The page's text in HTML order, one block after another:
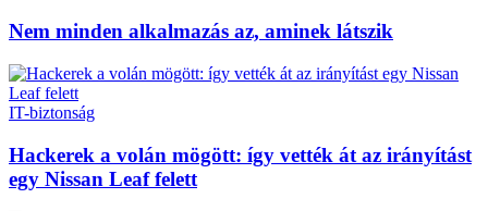
Nem minden alkalmazás az, aminek látszik
IT-biztonság
Hackerek a volán mögött: így vették át az irányítást
egy Nissan Leaf felett